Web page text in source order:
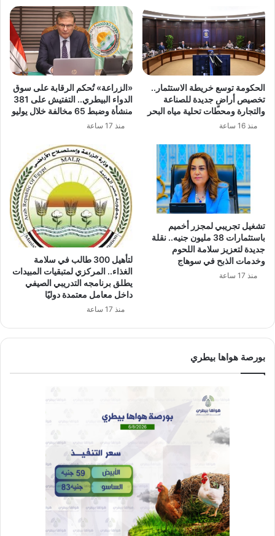
الحكومة توسع خريطة الاستثمار..
تخصيص أراضٍ جديدة للصناعة
والتجارة ومحطات تحلية مياه البحر
منذ 16 ساعة
«الزراعة» تُحكم الرقابة على سوق
الدواء البيطري.. التفتيش على 381
منشأة وضبط 65 مخالفة خلال يوليو
منذ 17 ساعة
تشغيل تجريبي لمجزر أخميم
باستثمارات 38 مليون جنيه.. نقلة
جديدة لتعزيز سلامة اللحوم
وخدمات الذبح في سوهاج
منذ 17 ساعة
لتأهيل 300 طالب في سلامة
الغذاء.. المركزي لمتبقيات المبيدات
يطلق برنامجه التدريبي الصيفي
داخل معامل معتمدة دوليًا
منذ 17 ساعة
بورصة هواها بيطري